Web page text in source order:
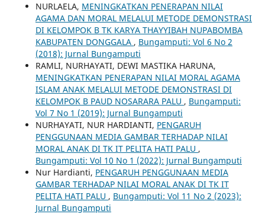
NURLAELA, MENINGKATKAN PENERAPAN NILAI
AGAMA DAN MORAL MELALUI METODE DEMONSTRASI
DI KELOMPOK B TK KARYA THAYYIBAH NUPABOMBA
KABUPATEN DONGGALA , Bungamputi: Vol 6 No 2
(2018): Jurnal Bungamputi
RAMLI, NURHAYATI, DEWI MASTIKA HARUNA,
MENINGKATKAN PENERAPAN NILAI MORAL AGAMA
ISLAM ANAK MELALUI METODE DEMONSTRASI DI
KELOMPOK B PAUD NOSARARA PALU , Bungamputi:
Vol 7 No 1 (2019): Jurnal Bungamputi
NURHAYATI, NUR HARDIANTI, PENGARUH
PENGGUNAAN MEDIA GAMBAR TERHADAP NILAI
MORAL ANAK DI TK IT PELITA HATI PALU ,
Bungamputi: Vol 10 No 1 (2022): Jurnal Bungamputi
Nur Hardianti, PENGARUH PENGGUNAAN MEDIA
GAMBAR TERHADAP NILAI MORAL ANAK DI TK IT
PELITA HATI PALU , Bungamputi: Vol 11 No 2 (2023):
Jurnal Bungamputi